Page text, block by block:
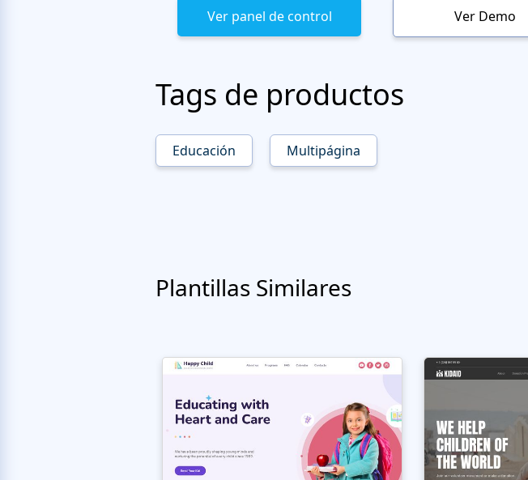
Ver panel de control Ver Demo
Tags de productos
Educación Multipágina
Plantillas Similares